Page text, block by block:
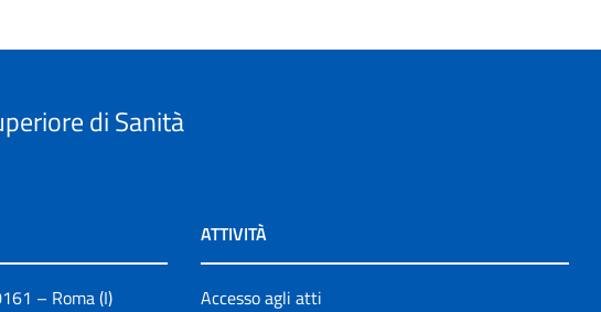
di Sanità
– Roma (I)
ATTIVITÀ
Accesso agli atti